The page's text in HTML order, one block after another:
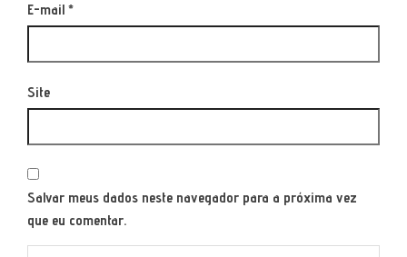
E-mail *
Site
Salvar meus dados neste navegador para a próxima vez
que eu comentar.